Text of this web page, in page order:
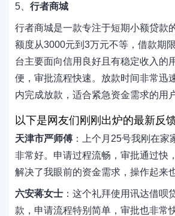
5、 行者商城
行者商城是一款专注于短期小额贷款
额度从3000元到3万元不等，借款期
台主要面向信用良好且有稳定收入的
便，审批流程快速。放款时间非常迅
内完成放款，适合紧急资金需求的用户
以下是网友们刚刚出炉的最新反馈
天津市严师傅 ：上个月25号我刚在家
非常好。申请过程流畅，审批通过快
解决了我眼前的资金需求，操作起来
六安蒋女士 ：这个礼拜使用讯达借呗
款，申请流程特别简单，审批也非常